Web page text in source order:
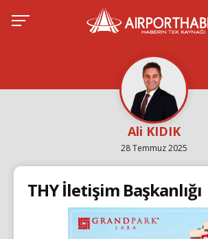
Ali KIDIK
28 Temmuz 2025
THY İletişim Başkanlığı